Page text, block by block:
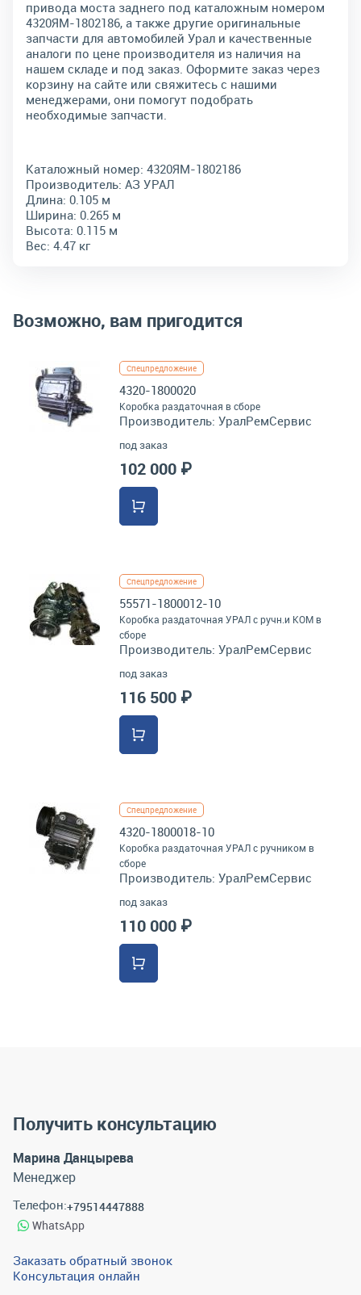
привода моста заднего под каталожным номером
4320ЯМ-1802186, а также другие оригинальные
запчасти для автомобилей Урал и качественные
аналоги по цене производителя из наличия на
нашем складе и под заказ. Оформите заказ через
корзину на сайте или свяжитесь с нашими
менеджерами, они помогут подобрать
необходимые запчасти.
Каталожный номер: 4320ЯМ-1802186
Производитель: АЗ УРАЛ
Длина: 0.105 м
Ширина: 0.265 м
Высота: 0.115 м
Вес: 4.47 кг
Возможно, вам пригодится
Спецпредложение
4320-1800020
Коробка раздаточная в сборе
Производитель: УралРемСервис
под заказ
102 000 ₽
Спецпредложение
55571-1800012-10
Коробка раздаточная УРАЛ с ручн.и КОМ в
сборе
Производитель: УралРемСервис
под заказ
116 500 ₽
Спецпредложение
4320-1800018-10
Коробка раздаточная УРАЛ с ручником в
сборе
Производитель: УралРемСервис
под заказ
110 000 ₽
Получить консультацию
Марина Данцырева
Менеджер
Телефон:+79514447888
WhatsApp
Заказать обратный звонок
Консультация онлайн